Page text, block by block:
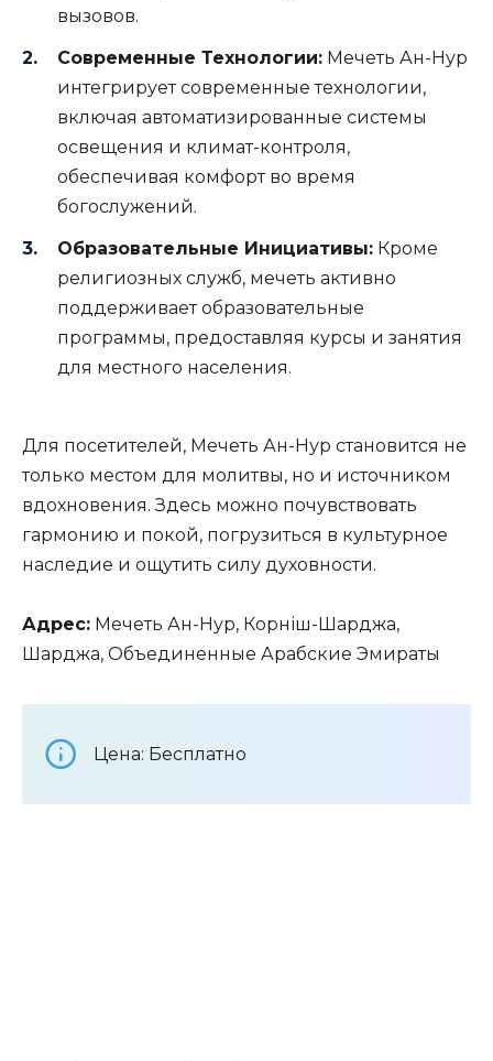
вызовов.
Современные Технологии: Мечеть Ан-Нур
интегрирует современные технологии,
включая автоматизированные системы
освещения и климат-контроля,
обеспечивая комфорт во время
богослужений.
Образовательные Инициативы: Кроме
религиозных служб, мечеть активно
поддерживает образовательные
программы, предоставляя курсы и занятия
для местного населения.
Для посетителей, Мечеть Ан-Нур становится не
только местом для молитвы, но и источником
вдохновения. Здесь можно почувствовать
гармонию и покой, погрузиться в культурное
наследие и ощутить силу духовности.
Адрес: Мечеть Ан-Нур, Корніш-Шарджа,
Шарджа, Объединенные Арабские Эмираты
Цена: Бесплатно